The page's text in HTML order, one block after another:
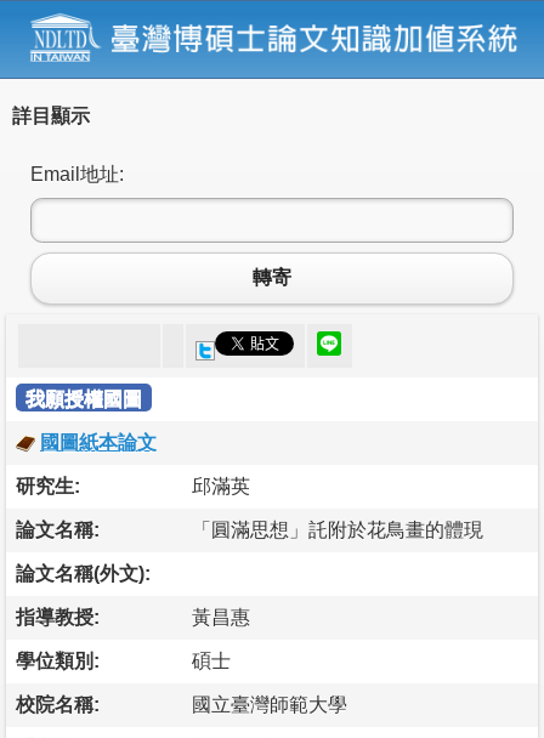
詳目顯示
Email地址:
轉寄
我願授權國圖
國圖紙本論文
研究生: 邱滿英
論文名稱: 「圓滿思想」託附於花鳥畫的體現
論文名稱(外文):
指導教授: 黃昌惠
學位類別: 碩士
校院名稱: 國立臺灣師範大學